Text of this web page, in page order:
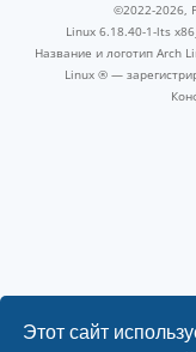
Этот сайт
©2022-2026,
Linux 6.18.40-1-lts
Название и логотип Arch
Linux ® —